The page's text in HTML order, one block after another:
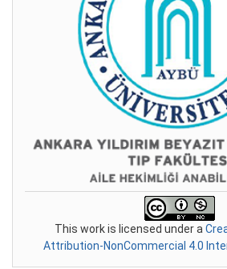
This work is licensed under a
Attribution-NonCommercial 4.0